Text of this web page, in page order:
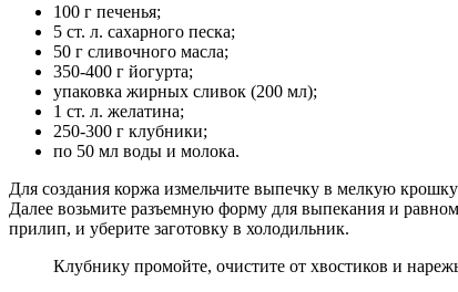
100 г печенья;
5 ст. л. сахарного песка;
50 г сливочного масла;
350-400 г йогурта;
упаковка жирных сливок (200 мл);
1 ст. л. желатина;
250-300 г клубники;
по 50 мл воды и молока.
Для создания коржа измельчите выпечку в мелкую
Далее возьмите разъемную форму для выпекания и
прилип, и уберите заготовку в холодильник.
Клубнику промойте, очистите от хвостиков и